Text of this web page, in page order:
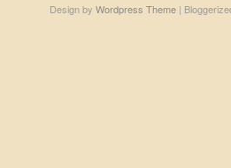
Design by Wordpress Theme|